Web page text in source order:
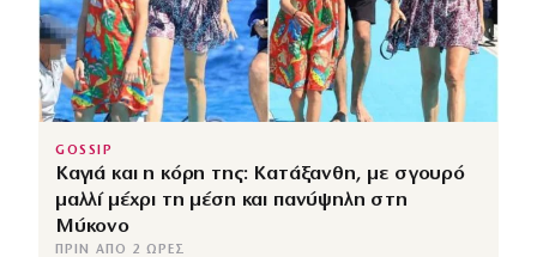
GOSSIP
Καγιά και η κόρη της: Κατάξανθη, με σγουρό
μαλλί μέχρι τη μέση και πανύψηλη στη
Μύκονο
ΠΡΙΝ ΑΠΌ 2 ΏΡΕΣ